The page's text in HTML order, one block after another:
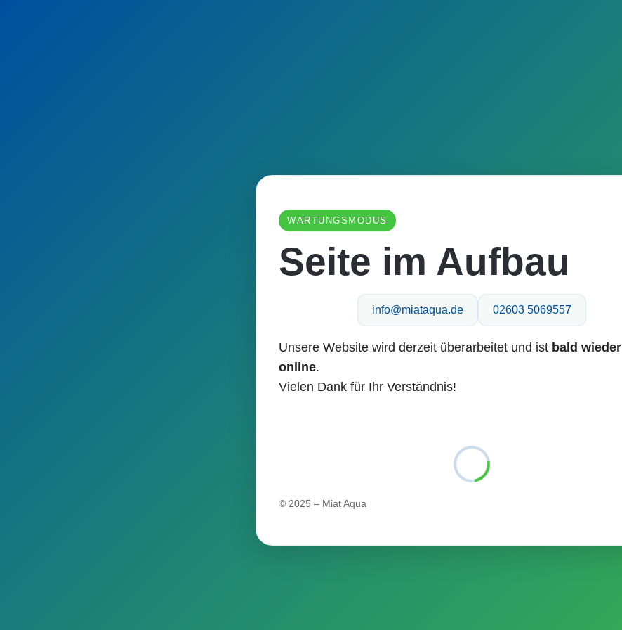
Skip to
content
WARTUNGSMODUS
Seite im Aufbau
info@miataqua.de 02603 5069557
Unsere Website wird derzeit überarbeitet und ist bald wieder
online.
Vielen Dank für Ihr Verständnis!
© 2025 – Miat Aqua